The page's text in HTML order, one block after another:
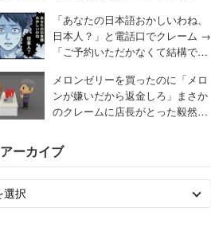
「あなたの日本語おかしいわね、
日本人？」と電話口でクレーム →
「ご予約いただかなくて結構で
ガ】
メロンゼリーを買ったのに「メロ
ンが嫌いだから返金しろ」まさか
のクレームに店長がとった毅然と
アーカイブ